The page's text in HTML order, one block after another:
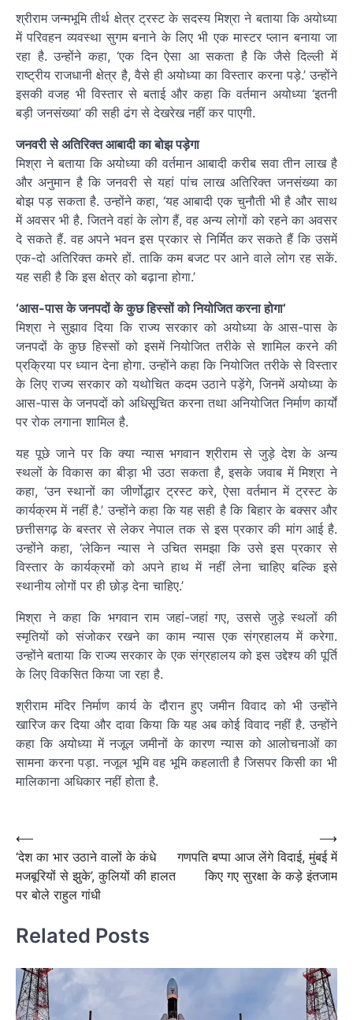
श्रीराम जन्मभूमि तीर्थ क्षेत्र ट्रस्ट के सदस्य मिश्रा ने बताया कि अयोध्या
में परिवहन व्यवस्था सुगम बनाने के लिए भी एक मास्टर प्लान बनाया जा
रहा है. उन्होंने कहा, ‘एक दिन ऐसा आ सकता है कि जैसे दिल्ली में
राष्ट्रीय राजधानी क्षेत्र है, वैसे ही अयोध्या का विस्तार करना पड़े.’ उन्होंने
इसकी वजह भी विस्तार से बताई और कहा कि वर्तमान अयोध्या ‘इतनी
बड़ी जनसंख्या’ की सही ढंग से देखरेख नहीं कर पाएगी.
जनवरी से अतिरिक्त आबादी का बोझ पड़ेगा
मिश्रा ने बताया कि अयोध्या की वर्तमान आबादी करीब सवा तीन लाख है
और अनुमान है कि जनवरी से यहां पांच लाख अतिरिक्त जनसंख्या का
बोझ पड़ सकता है. उन्होंने कहा, ‘यह आबादी एक चुनौती भी है और साथ
में अवसर भी है. जितने वहां के लोग हैं, वह अन्य लोगों को रहने का अवसर
दे सकते हैं. वह अपने भवन इस प्रकार से निर्मित कर सकते हैं कि उसमें
एक-दो अतिरिक्त कमरे हों. ताकि कम बजट पर आने वाले लोग रह सकें.
यह सही है कि इस क्षेत्र को बढ़ाना होगा.’
‘आस-पास के जनपदों के कुछ हिस्सों को नियोजित करना होगा’
मिश्रा ने सुझाव दिया कि राज्य सरकार को अयोध्या के आस-पास के
जनपदों के कुछ हिस्सों को इसमें नियोजित तरीके से शामिल करने की
प्रक्रिया पर ध्यान देना होगा. उन्होंने कहा कि नियोजित तरीके से विस्तार
के लिए राज्य सरकार को यथोचित कदम उठाने पड़ेंगे, जिनमें अयोध्या के
आस-पास के जनपदों को अधिसूचित करना तथा अनियोजित निर्माण कार्यों
पर रोक लगाना शामिल है.
यह पूछे जाने पर कि क्या न्यास भगवान श्रीराम से जुड़े देश के अन्य
स्थलों के विकास का बीड़ा भी उठा सकता है, इसके जवाब में मिश्रा ने
कहा, ‘उन स्थानों का जीर्णोद्धार ट्रस्ट करे, ऐसा वर्तमान में ट्रस्ट के
कार्यक्रम में नहीं है.’ उन्होंने कहा कि यह सही है कि बिहार के बक्सर और
छत्तीसगढ़ के बस्तर से लेकर नेपाल तक से इस प्रकार की मांग आई है.
उन्होंने कहा, ‘लेकिन न्यास ने उचित समझा कि उसे इस प्रकार से
विस्तार के कार्यक्रमों को अपने हाथ में नहीं लेना चाहिए बल्कि इसे
स्थानीय लोगों पर ही छोड़ देना चाहिए.’
मिश्रा ने कहा कि भगवान राम जहां-जहां गए, उससे जुड़े स्थलों की
स्मृतियों को संजोकर रखने का काम न्यास एक संग्रहालय में करेगा.
उन्होंने बताया कि राज्य सरकार के एक संग्रहालय को इस उद्देश्य की पूर्ति
के लिए विकसित किया जा रहा है.
श्रीराम मंदिर निर्माण कार्य के दौरान हुए जमीन विवाद को भी उन्होंने
खारिज कर दिया और दावा किया कि यह अब कोई विवाद नहीं है. उन्होंने
कहा कि अयोध्या में नजूल जमीनों के कारण न्यास को आलोचनाओं का
सामना करना पड़ा. नजूल भूमि वह भूमि कहलाती है जिसपर किसी का भी
मालिकाना अधिकार नहीं होता है.
navigation
Post
navigation
⟵
‘देश का भार उठाने वालों के कंधे
मजबूरियों से झुके’, कुलियों की हालत
पर बोले राहुल गांधी
गणपति बप्पा आज लेंगे विदाई, मुंबई में
किए गए सुरक्षा के कड़े इंतजाम
⟶
Related Posts